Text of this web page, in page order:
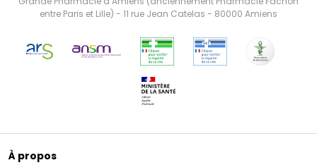
entre Paris et Lille) - 11 rue Jean Catelas - 80000 Amiens
À propos